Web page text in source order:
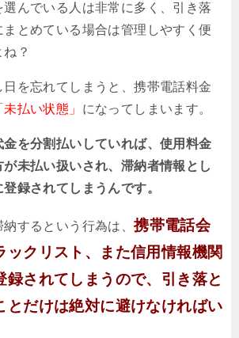
選んでいる人は非常に多く、引き落
まとめている場合は管理しやすく便
？
日を忘れてしまうと、携帯電話料金
未払い状態」 になってしまいます。
を分割払いしていれば、使用料金
が未払い扱いされ、滞納者情報とし
録されてしまうんです。
するという行為は、携帯電話会
ックリスト、また信用情報機関
録されてしまうので、引き落と
とだけは絶対に避けなければい